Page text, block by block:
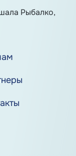
Рыбалко,